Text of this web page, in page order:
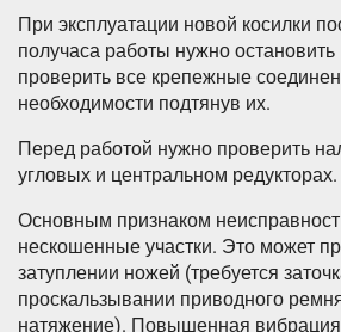
При эксплуатации новой косилки
получаса работы нужно остановить
проверить все крепежные
необходимости подтянув их.
Перед работой нужно проверить
угловых и центральном редукторах.
Основным признаком
нескошенные участки. Это может
затуплении ножей (требуется
проскальзывании приводного
натяжение). Повышенная вибрация